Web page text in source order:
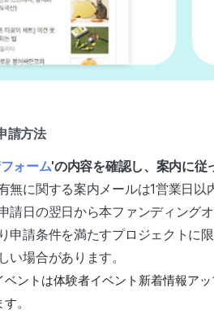
請方法
ォーム'の内容を確認し、案内に従
無に関する案内メールは1営業日以
請日の翌日から本ファンディング
申請条件を満たすプロジェクトに
い場合があります。
ントは体験者イベント新着情報ア
。